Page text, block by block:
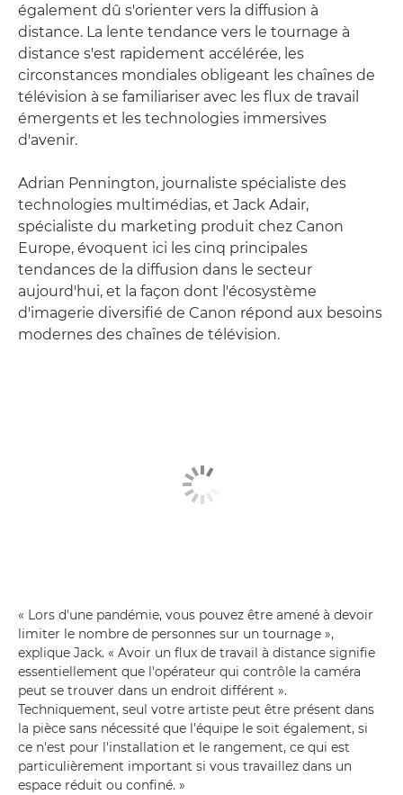
également dû s'orienter vers la diffusion à
distance. La lente tendance vers le tournage à
distance s'est rapidement accélérée, les
circonstances mondiales obligeant les chaînes de
télévision à se familiariser avec les flux de travail
émergents et les technologies immersives
d'avenir.
Adrian Pennington, journaliste spécialiste des
technologies multimédias, et Jack Adair,
spécialiste du marketing produit chez Canon
Europe, évoquent ici les cinq principales
tendances de la diffusion dans le secteur
aujourd'hui, et la façon dont l'écosystème
d'imagerie diversifié de Canon répond aux besoins
modernes des chaînes de télévision.
« Lors d'une pandémie, vous pouvez être amené à devoir
limiter le nombre de personnes sur un tournage »,
explique Jack. « Avoir un flux de travail à distance signifie
essentiellement que l'opérateur qui contrôle la caméra
peut se trouver dans un endroit différent ».
Techniquement, seul votre artiste peut être présent dans
la pièce sans nécessité que l'équipe le soit également, si
ce n'est pour l'installation et le rangement, ce qui est
particulièrement important si vous travaillez dans un
espace réduit ou confiné. »